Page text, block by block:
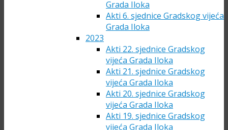
Grada Iloka
Akti 6. sjednice Gradskog vijeća
Grada Iloka
2023
Akti 22. sjednice Gradskog
vijeća Grada Iloka
Akti 21. sjednice Gradskog
vijeća Grada Iloka
Akti 20. sjednice Gradskog
vijeća Grada Iloka
Akti 19. sjednice Gradskog
vijeća Grada Iloka